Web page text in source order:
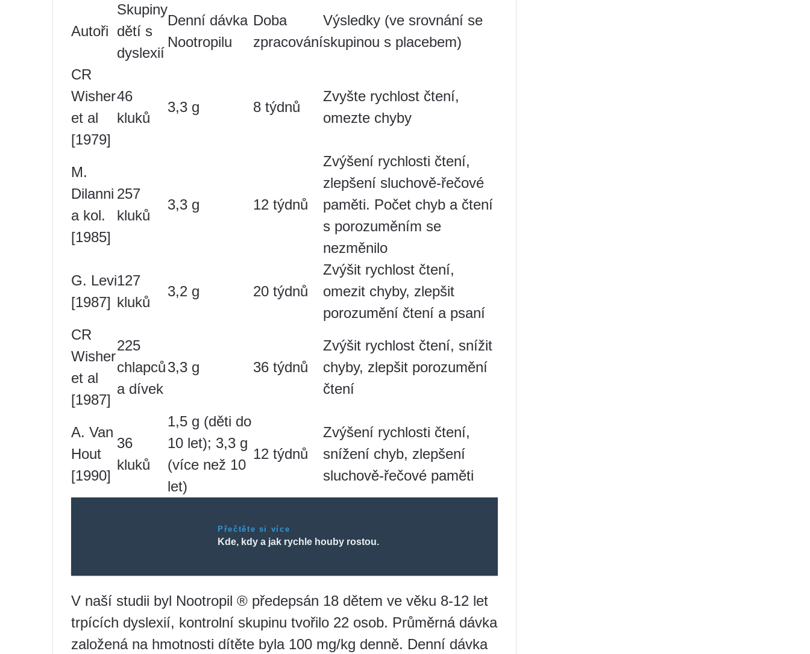
Autoři
Skupiny
dětí s
dyslexií
Denní dávka
Nootropilu
Doba
zpracování
Výsledky (ve srovnání se
skupinou s placebem)
CR
Wisher
et al
[1979]
46
kluků
3,3 g 8 týdnů
Zvyšte rychlost čtení,
omezte chyby
M.
Dilanni
a kol.
[1985]
257
kluků
3,3 g 12 týdnů
Zvýšení rychlosti čtení,
zlepšení sluchově-řečové
paměti. Počet chyb a čtení
s porozuměním se
nezměnilo
G. Levi
[1987]
127
kluků
3,2 g 20 týdnů
Zvýšit rychlost čtení,
omezit chyby, zlepšit
porozumění čtení a psaní
CR
Wisher
et al
[1987]
225
chlapců
a dívek
3,3 g 36 týdnů
Zvýšit rychlost čtení, snížit
chyby, zlepšit porozumění
čtení
A. Van
Hout
[1990]
36
kluků
1,5 g (děti do
10 let); 3,3 g
(více než 10
let)
12 týdnů
Zvýšení rychlosti čtení,
snížení chyb, zlepšení
sluchově-řečové paměti
Přečtěte si více
Kde, kdy a jak rychle houby rostou.
V naší studii byl Nootropil ® předepsán 18 dětem ve věku 8-12 let
trpících dyslexií, kontrolní skupinu tvořilo 22 osob. Průměrná dávka
založená na hmotnosti dítěte byla 100 mg/kg denně. Denní dávka